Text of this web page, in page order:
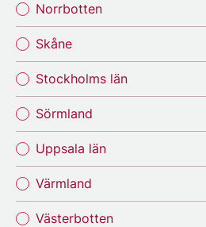
Norrbotten
Skåne
Stockholms län
Sörmland
Uppsala län
Värmland
Västerbotten